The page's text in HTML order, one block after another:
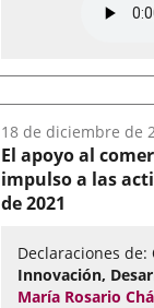
Fecha
del
audio:
18 de diciembre de
El apoyo al
impulso a las
de 2021
Declaraciones de:
Innovación,
María Rosario